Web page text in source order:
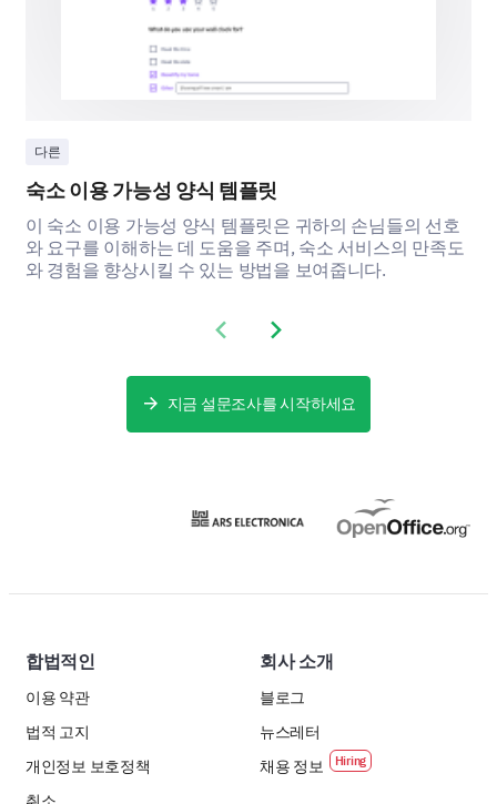
다른
숙소 이용 가능성 양식 템플릿
이 숙소 이용 가능성 양식 템플릿은 귀하의 손님들의 선호
와 요구를 이해하는 데 도움을 주며, 숙소 서비스의 만족도
와 경험을 향상시킬 수 있는 방법을 보여줍니다.
Previous slide
Next slide
지금 설문조사를 시작하세요
합법적인
이용 약관
법적 고지
개인정보 보호정책
회사 소개
블로그
뉴스레터
채용 정보